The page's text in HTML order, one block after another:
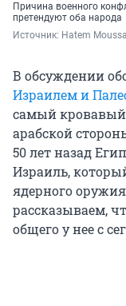
Причина военного
претендуют оба народа
Источник: Hatem
В обсуждении
Израилем и
самый
арабской
50 лет назад
Израиль,
ядерного
рассказываем,
общего у нее с